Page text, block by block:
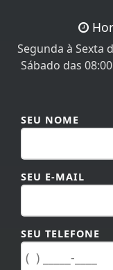
Segunda à Sexta
Sábado das
SEU NOME
SEU E-MAIL
SEU TELEFONE